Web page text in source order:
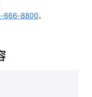
666-8800。